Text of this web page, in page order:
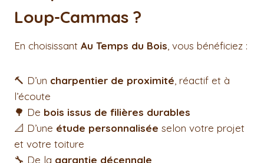
Loup-Cammas ?
En choisissant Au Temps du Bois , vous bénéficiez :
🔨 D’un charpentier de proximité , réactif et à
l’écoute
🌳 De bois issus de filières durables
📐 D’une étude personnalisée selon votre projet
et votre toiture
🔧 De la garantie décennale